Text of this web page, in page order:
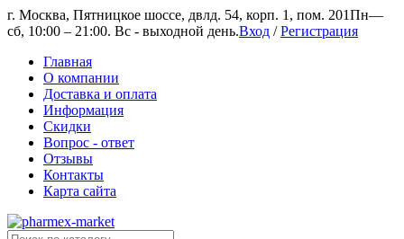
г. Москва, Пятницкое шоссе, двлд. 54, корп. 1, пом. 201Пн—
сб, 10:00 – 21:00. Вс - выходной день.Вход /Регистрация
Главная
О компании
Доставка и оплата
Информация
Скидки
Вопрос - ответ
Отзывы
Контакты
Карта сайта